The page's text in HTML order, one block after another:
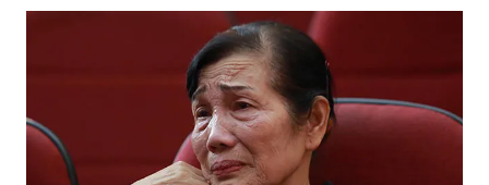
huyết với ngành giáo dục.